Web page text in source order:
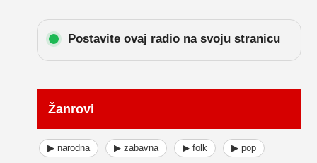
Postavite ovaj radio na svoju stranicu
Žanrovi
▶ narodna ▶ zabavna ▶ folk ▶ pop